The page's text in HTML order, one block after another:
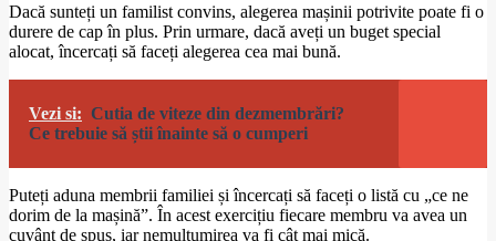
Dacă sunteți un familist convins, alegerea mașinii potrivite poate fi o
durere de cap în plus. Prin urmare, dacă aveți un buget special
alocat, încercați să faceți alegerea cea mai bună.
Vezi si: Cutia de viteze din dezmembrări?
Ce trebuie să știi înainte să o cumperi
Puteți aduna membrii familiei și încercați să faceți o listă cu „ce ne
dorim de la mașină”. În acest exercițiu fiecare membru va avea un
cuvânt de spus, iar nemulțumirea va fi cât mai mică.